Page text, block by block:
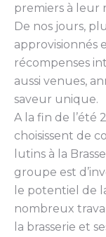
premiers à leur
De nos jours,
approvisionnés
récompenses
aussi venues,
saveur unique.
A la fin de l’été
choisissent de
lutins à la
groupe est
le potentiel de
nombreux
la brasserie et